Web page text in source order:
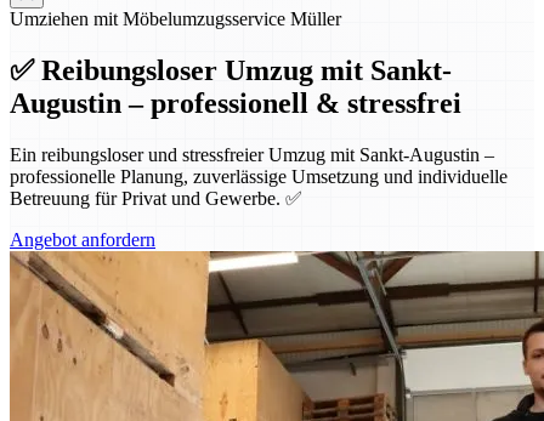
Umziehen mit Möbelumzugsservice Müller
✅ Reibungsloser Umzug mit Sankt-
Augustin – professionell & stressfrei
Ein reibungsloser und stressfreier Umzug mit Sankt-Augustin –
professionelle Planung, zuverlässige Umsetzung und individuelle
Betreuung für Privat und Gewerbe. ✅
Angebot anfordern